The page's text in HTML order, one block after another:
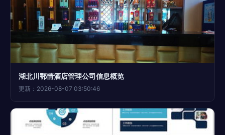
湖北川鄂情酒店管理公司信息概览
更新：2026-08-07 03:50:46